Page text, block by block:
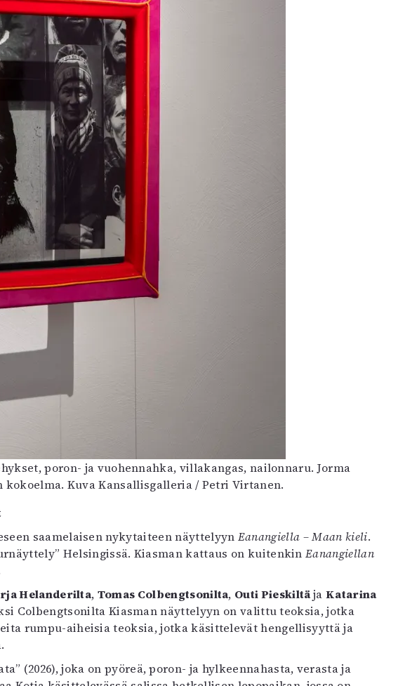
poron- ja vuohennahka, villakangas, nailonnaru. Jorma
kokoelma. Kuva Kansallisgalleria / Petri Virtanen.
saamelaisen nykytaiteen näyttelyyn Eanangiella – Maan kieli.
Helsingissä. Kiasman kattaus on kuitenkinEanangiellan
Helanderilta, Tomas Colbengtsonilta, Outi Pieskiltäja Katarina
Colbengtsonilta Kiasman näyttelyyn on valittu teoksia, jotka
rumpu-aiheisia teoksia, jotka käsittelevät hengellisyyttä ja
(2026), joka on pyöreä, poron- ja hylkeennahasta, verasta ja